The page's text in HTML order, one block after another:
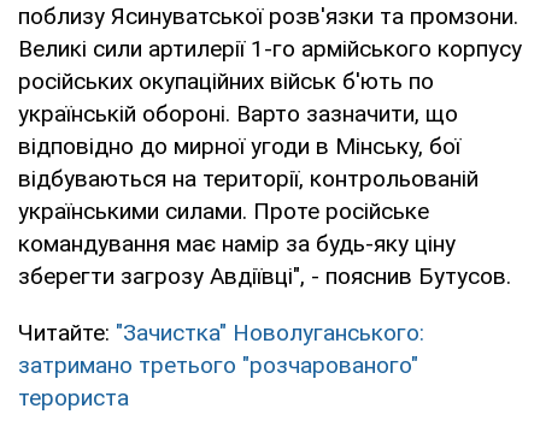
поблизу Ясинуватської розв'язки та промзони.
Великі сили артилерії 1-го армійського корпусу
російських окупаційних військ б'ють по
українській обороні. Варто зазначити, що
відповідно до мирної угоди в Мінську, бої
відбуваються на території, контрольованій
українськими силами. Проте російське
командування має намір за будь-яку ціну
зберегти загрозу Авдіївці", - пояснив Бутусов.
Читайте: "Зачистка" Новолуганського:
затримано третього "розчарованого"
терориста